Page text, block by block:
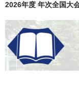
2026年度 年次全国大